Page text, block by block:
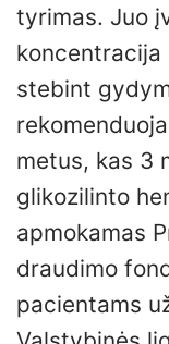
tyrimas. Juo
stebint
metus, kas 3
glikozilinto
apmokamas
draudimo
pacientams